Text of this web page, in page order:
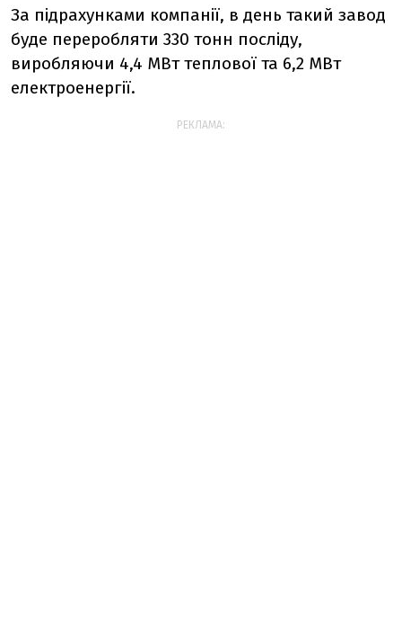
За підрахунками компанії, в день такий завод
буде переробляти 330 тонн посліду,
виробляючи 4,4 МВт теплової та 6,2 МВт
електроенергії.
РЕКЛАМА: